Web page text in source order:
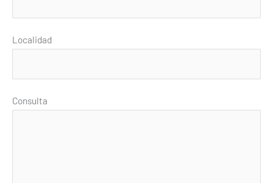
Localidad
Consulta